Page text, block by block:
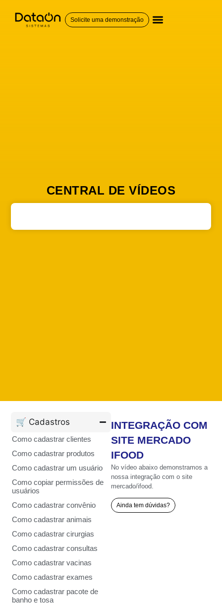
Solicite uma demonstração
CENTRAL DE VÍDEOS
🛒 Cadastros
Como cadastrar clientes
Como cadastrar produtos
Como cadastrar um usuário
Como copiar permissões de
usuários
Como cadastrar convênio
Como cadastrar animais
Como cadastrar cirurgias
Como cadastrar consultas
Como cadastrar vacinas
Como cadastrar exames
Como cadastrar pacote de
banho e tosa
INTEGRAÇÃO COM
SITE MERCADO
IFOOD
No vídeo abaixo demonstramos a
nossa integração com o site
mercado/ifood.
Ainda tem dúvidas?